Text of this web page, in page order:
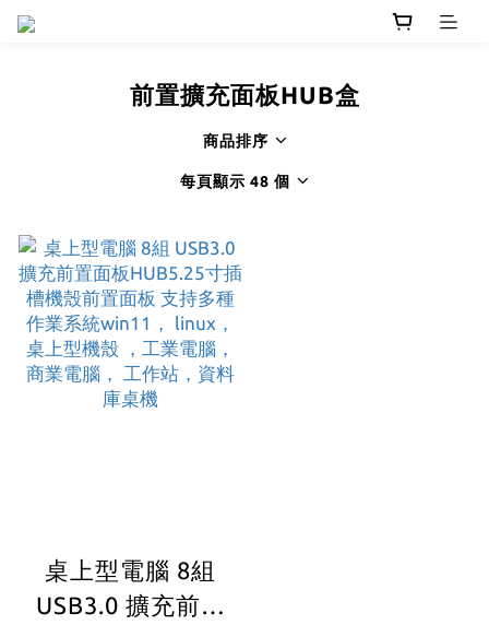
前置擴充面板HUB盒
商品排序
每頁顯示 48 個
桌上型電腦 8組
USB3.0 擴充前置